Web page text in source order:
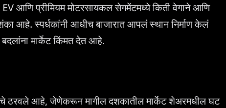
आणि प्रीमियम मोटरसायकल सेगमेंटमध्ये किती वेगाने आणि
आहे. स्पर्धकांनी आधीच बाजारात आपलं स्थान निर्माण केलं
बदलांना मार्केट किंमत देत आहे.
ठरवले आहे, जेणेकरून मागील दशकातील मार्केट शेअरमधील घट